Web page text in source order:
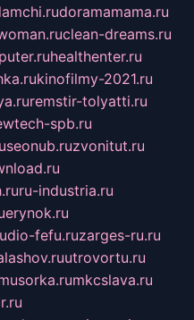
doramamama.ru
clean-dreams.ru
healthenter.ru
kinofilmy-2021.ru
remstir-tolyatti.ru
spb.ru
seonub.ruzvonitut.ru
ru-industria.ru
erynok.ru
fefu.ruzarges-ru.ru
utrovortu.ru
mkcslava.ru